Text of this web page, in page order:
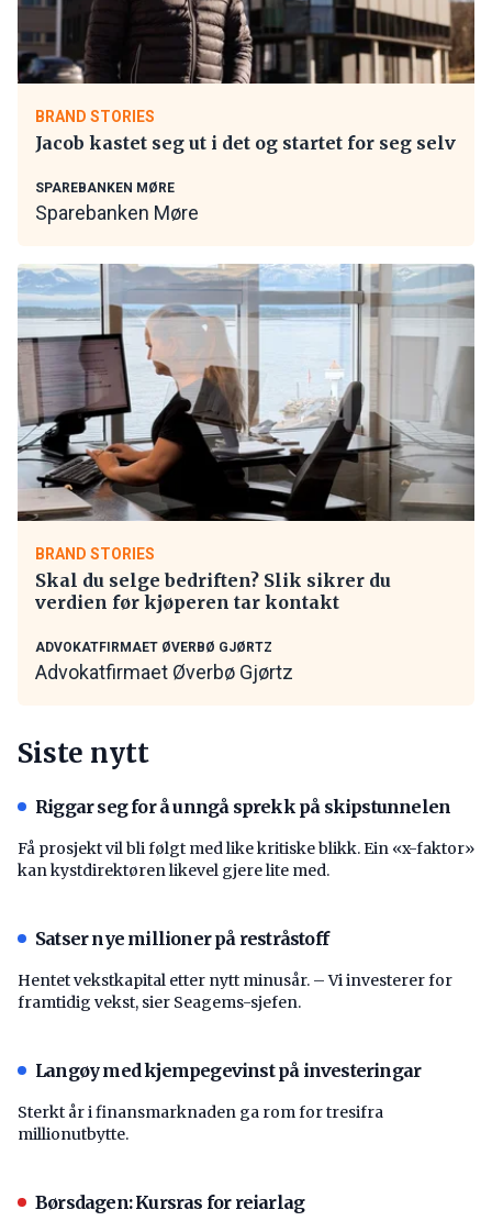
BRAND STORIES
Jacob kastet seg ut i det og startet for seg selv
SPAREBANKEN MØRE
Sparebanken Møre
BRAND STORIES
Skal du selge bedriften? Slik sikrer du
verdien før kjøperen tar kontakt
ADVOKATFIRMAET ØVERBØ GJØRTZ
Advokatfirmaet Øverbø Gjørtz
Siste nytt
Riggar seg for å unngå sprekk på skipstunnelen
Få prosjekt vil bli følgt med like kritiske blikk. Ein «x-faktor»
kan kystdirektøren likevel gjere lite med.
Satser nye millioner på restråstoff
Hentet vekstkapital etter nytt minusår. – Vi investerer for
framtidig vekst, sier Seagems-sjefen.
Langøy med kjempegevinst på investeringar
Sterkt år i finansmarknaden ga rom for tresifra
millionutbytte.
Børsdagen: Kursras for reiarlag